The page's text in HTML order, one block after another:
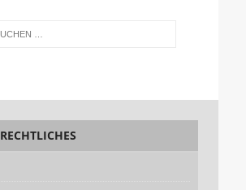
RECHTLICHES